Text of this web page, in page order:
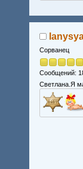
Сорванец
Сообщений:
Светлана.Я